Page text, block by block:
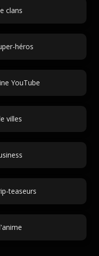
clans
héros
YouTube
villes
teaseurs